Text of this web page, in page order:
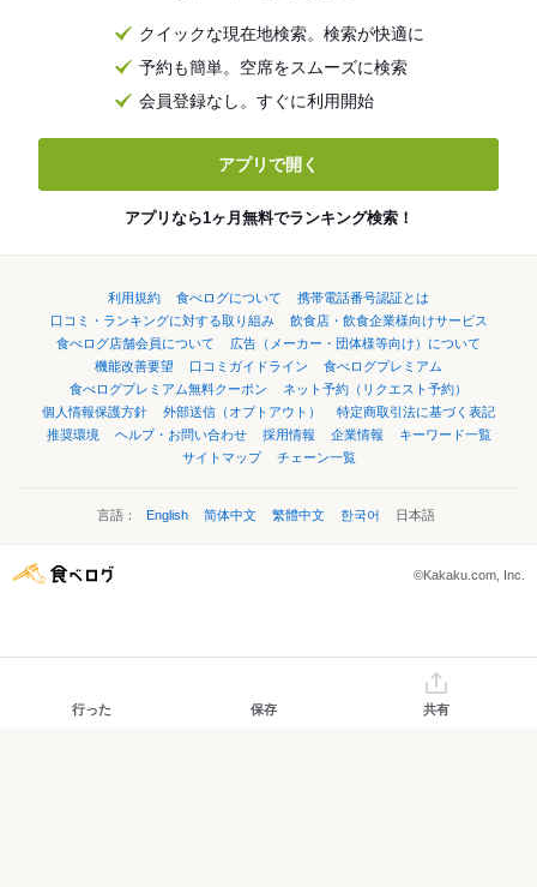
クイックな現在地検索。検索が快適に
予約も簡単。空席をスムーズに検索
会員登録なし。すぐに利用開始
アプリで開く
アプリなら1ヶ月無料でランキング検索！
利用規約 食べログについて
携帯電話番号認証とは
口コミ・ランキングに対する取り組み
飲食店・飲食企業様向けサービス
食べログ店舗会員について
広告（メーカー・団体様等向け）について
機能改善要望
口コミガイドライン
食べログプレミアム
食べログプレミアム無料クーポン
ネット予約（リクエスト予約）
個人情報保護方針
外部送信（オプトアウト）
特定商取引法に基づく表記
推奨環境
ヘルプ・お問い合わせ 採用情報 企業情報
キーワード一覧
サイトマップ
チェーン一覧
言語： English 简体中文 繁體中文 한국어 日本語
©Kakaku.com, Inc.
行った 保存 共有